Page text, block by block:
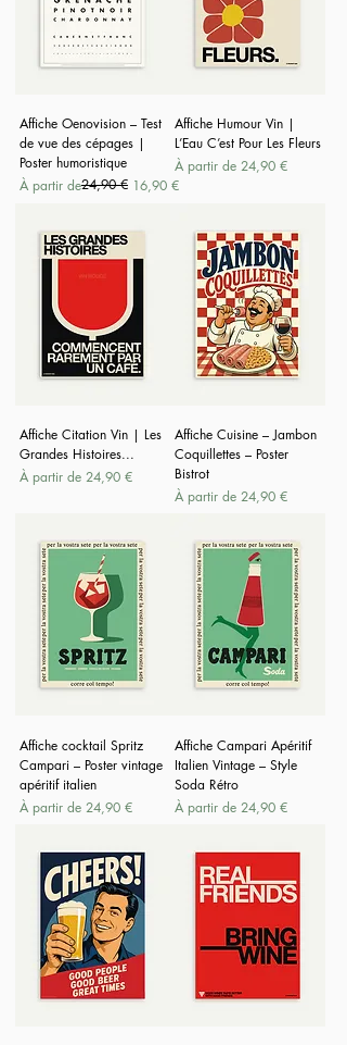
Affiche Oenovision – Test
de vue des cépages |
Poster humoristique
À partir de
Prix original24,90 € 16,90 €
Prix promotionnel
Affiche Humour Vin |
L’Eau C’est Pour Les Fleurs
À partir de 24,90 €
Prix promotionnel
Affiche Citation Vin | Les
Grandes Histoires...
À partir de 24,90 €
Prix promotionnel
Affiche Cuisine – Jambon
Coquillettes – Poster
Bistrot
À partir de 24,90 €
Prix promotionnel
Affiche cocktail Spritz
Campari – Poster vintage
apéritif italien
À partir de 24,90 €
Prix promotionnel
Affiche Campari Apéritif
Italien Vintage – Style
Soda Rétro
À partir de 24,90 €
Prix promotionnel